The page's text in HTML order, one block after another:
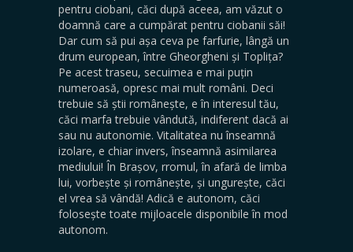
pentru ciobani, căci după aceea, am văzut o
doamnă care a cumpărat pentru ciobanii săi!
Dar cum să pui așa ceva pe farfurie, lângă un
drum european, între Gheorgheni și Toplița?
Pe acest traseu, secuimea e mai puțin
numeroasă, opresc mai mult români. Deci
trebuie să știi românește, e în interesul tău,
căci marfa trebuie vândută, indiferent dacă ai
sau nu autonomie. Vitalitatea nu înseamnă
izolare, e chiar invers, înseamnă asimilarea
mediului! În Brașov, rromul, în afară de limba
lui, vorbește și românește, și ungurește, căci
el vrea să vândă! Adică e autonom, căci
folosește toate mijloacele disponibile în mod
autonom.